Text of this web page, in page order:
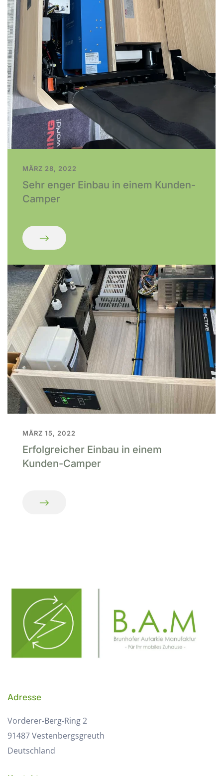
MÄRZ 28, 2022
Sehr enger Einbau in einem Kunden-
Camper
MÄRZ 15, 2022
Erfolgreicher Einbau in einem
Kunden-Camper
Adresse
Vorderer-Berg-Ring 2
91487 Vestenbergsgreuth
Deutschland